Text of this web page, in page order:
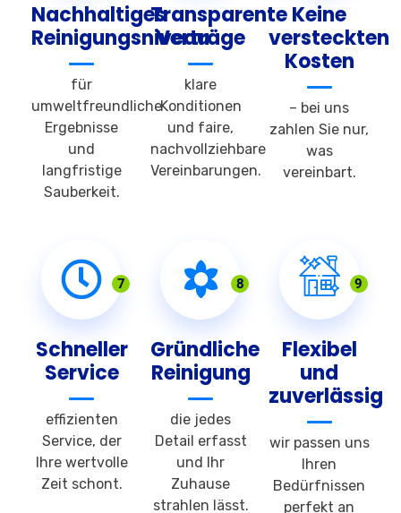
Nachhaltiges
Reinigungsniveau
für
umweltfreundliche
Ergebnisse
und
langfristige
Sauberkeit.
Transparente
Verträge
klare
Konditionen
und faire,
nachvollziehbare
Vereinbarungen.
Keine
versteckten
Kosten
– bei uns
zahlen Sie nur,
was
vereinbart.
7
Schneller
Service
effizienten
Service, der
Ihre wertvolle
Zeit schont.
8
Gründliche
Reinigung
die jedes
Detail erfasst
und Ihr
Zuhause
strahlen lässt.
9
Flexibel
und
zuverlässig
wir passen uns
Ihren
Bedürfnissen
perfekt an